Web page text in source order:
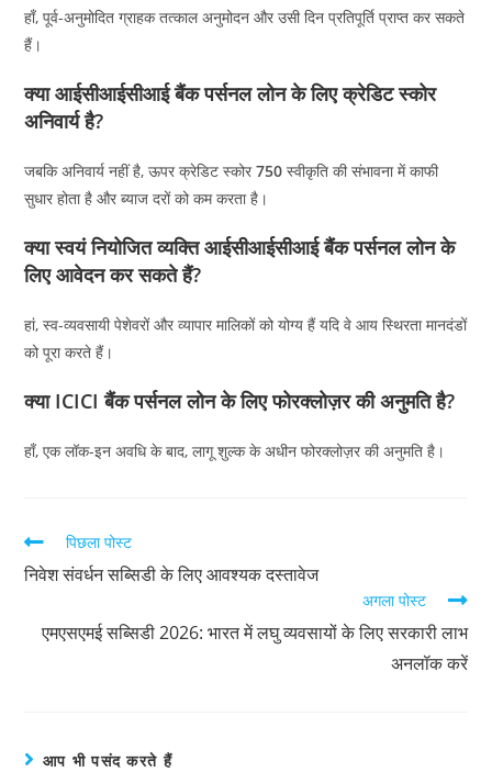
हाँ, पूर्व-अनुमोदित ग्राहक तत्काल अनुमोदन और उसी दिन प्रतिपूर्ति प्राप्त कर सकते
हैं।
क्या आईसीआईसीआई बैंक पर्सनल लोन के लिए क्रेडिट स्कोर
अनिवार्य है?
जबकि अनिवार्य नहीं है, ऊपर क्रेडिट स्कोर750 स्वीकृति की संभावना में काफी
सुधार होता है और ब्याज दरों को कम करता है।
क्या स्वयं नियोजित व्यक्ति आईसीआईसीआई बैंक पर्सनल लोन के
लिए आवेदन कर सकते हैं?
हां, स्व-व्यवसायी पेशेवरों और व्यापार मालिकों को योग्य हैं यदि वे आय स्थिरता मानदंडों
को पूरा करते हैं।
क्या ICICI बैंक पर्सनल लोन के लिए फोरक्लोज़र की अनुमति है?
हाँ, एक लॉक-इन अवधि के बाद, लागू शुल्क के अधीन फोरक्लोज़र की अनुमति है।
पिछला पोस्ट
निवेश संवर्धन सब्सिडी के लिए आवश्यक दस्तावेज
अगला पोस्ट
एमएसएमई सब्सिडी 2026: भारत में लघु व्यवसायों के लिए सरकारी लाभ
अनलॉक करें
आप भी पसंद करते हैं